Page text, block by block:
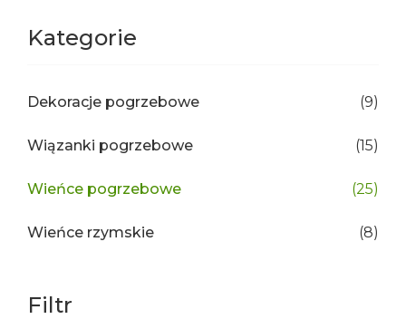
Kategorie
Dekoracje pogrzebowe (9)
Wiązanki pogrzebowe (15)
Wieńce pogrzebowe (25)
Wieńce rzymskie (8)
Filtr